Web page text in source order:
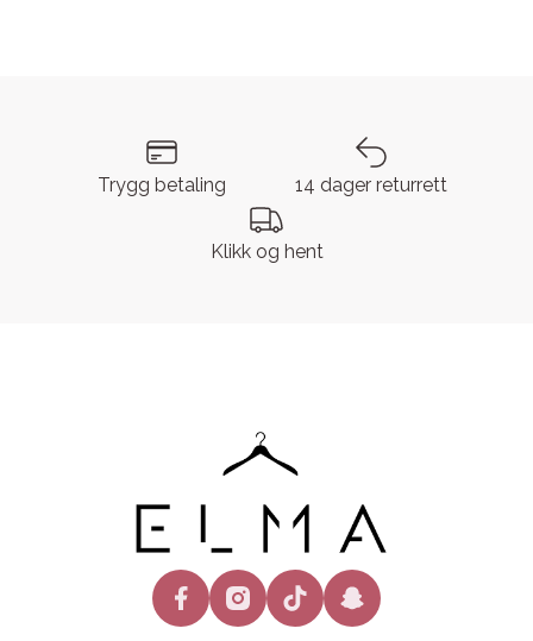
Trygg betaling 14 dager returrett
Klikk og hent
facebookinstagramtiktok snapchat